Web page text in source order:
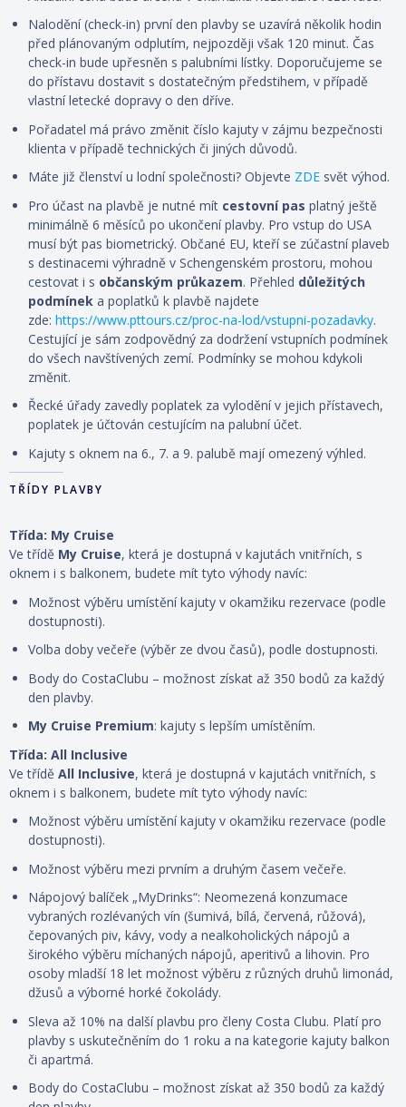
Nalodění (check-in) první den plavby se uzavírá několik hodin
před plánovaným odplutím, nejpozději však 120 minut. Čas
check-in bude upřesněn s palubními lístky. Doporučujeme se
do přístavu dostavit s dostatečným předstihem, v případě
vlastní letecké dopravy o den dříve.
Pořadatel má právo změnit číslo kajuty v zájmu bezpečnosti
klienta v případě technických či jiných důvodů.
Máte již členství u lodní společnosti? Objevte ZDE svět výhod.
Pro účast na plavbě je nutné mít cestovní pas platný ještě
minimálně 6 měsíců po ukončení plavby. Pro vstup do USA
musí být pas biometrický. Občané EU, kteří se zúčastní plaveb
s destinacemi výhradně v Schengenském prostoru, mohou
cestovat i s občanským průkazem. Přehled důležitých
podmínek a poplatků k plavbě najdete
zde: https://www.pttours.cz/proc-na-lod/vstupni-pozadavky.
Cestující je sám zodpovědný za dodržení vstupních podmínek
do všech navštívených zemí. Podmínky se mohou kdykoli
změnit.
Řecké úřady zavedly poplatek za vylodění v jejich přístavech,
poplatek je účtován cestujícím na palubní účet.
Kajuty s oknem na 6., 7. a 9. palubě mají omezený výhled.
TŘÍDY PLAVBY
Třída: My Cruise
Ve třídě My Cruise, která je dostupná v kajutách vnitřních, s
oknem i s balkonem, budete mít tyto výhody navíc:
Možnost výběru umístění kajuty v okamžiku rezervace (podle
dostupnosti).
Volba doby večeře (výběr ze dvou časů), podle dostupnosti.
Body do CostaClubu – možnost získat až 350 bodů za každý
den plavby.
My Cruise Premium: kajuty s lepším umístěním.
Třída: All Inclusive
Ve třídě All Inclusive, která je dostupná v kajutách vnitřních, s
oknem i s balkonem, budete mít tyto výhody navíc:
Možnost výběru umístění kajuty v okamžiku rezervace (podle
dostupnosti).
Možnost výběru mezi prvním a druhým časem večeře.
Nápojový balíček „MyDrinks“: Neomezená konzumace
vybraných rozlévaných vín (šumivá, bílá, červená, růžová),
čepovaných piv, kávy, vody a nealkoholických nápojů a
širokého výběru míchaných nápojů, aperitivů a lihovin. Pro
osoby mladší 18 let možnost výběru z různých druhů limonád,
džusů a výborné horké čokolády.
Sleva až 10% na další plavbu pro členy Costa Clubu. Platí pro
plavby s uskutečněním do 1 roku a na kategorie kajuty balkon
či apartmá.
Body do CostaClubu – možnost získat až 350 bodů za každý